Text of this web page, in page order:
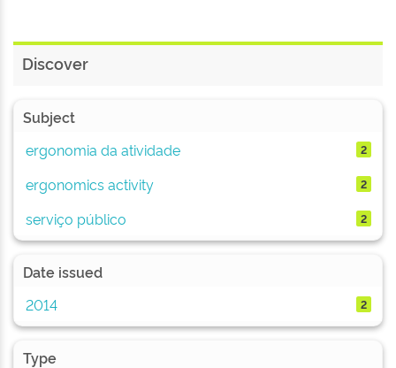
Discover
Subject
ergonomia da atividade
2
ergonomics activity 2
serviço público 2
Date issued
2014
2
Type